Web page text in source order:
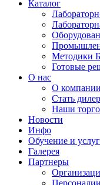
Каталог
Методики
Готовые
О нас
О компании
Стать
Наши
Новости
Инфо
Обучение и
Галерея
Партнеры
Персоналии